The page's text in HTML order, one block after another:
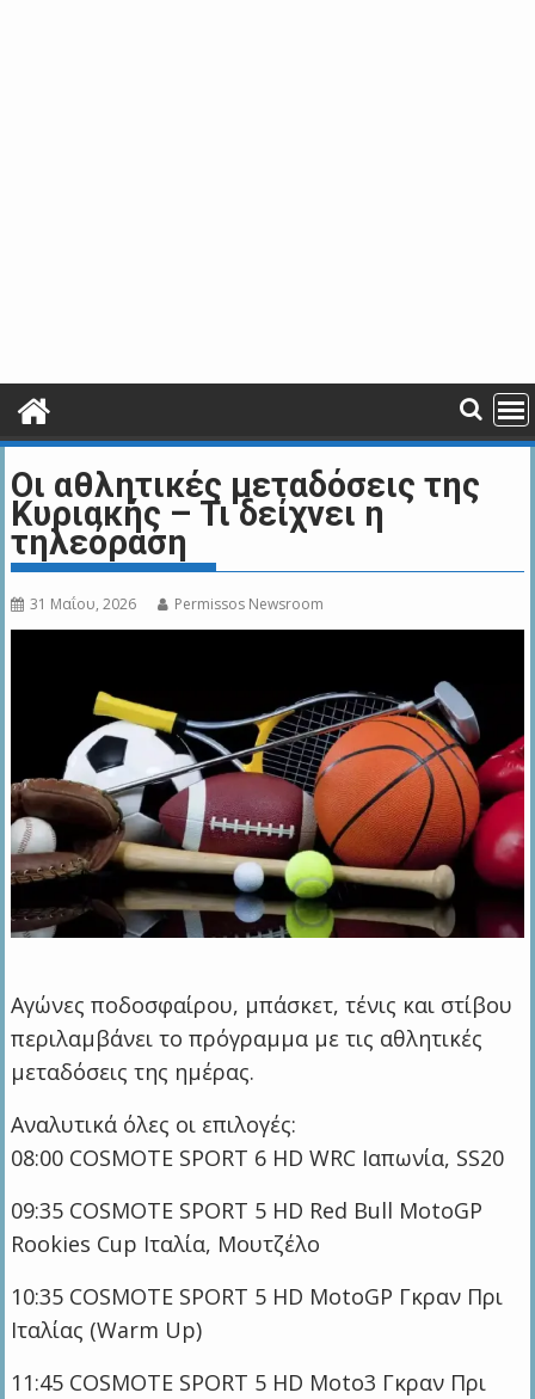
Οι αθλητικές μεταδόσεις της
Κυριακής – Τι δείχνει η
τηλεόραση
31 Μαΐου, 2026 Permissos Newsroom
Αγώνες ποδοσφαίρου, μπάσκετ, τένις και στίβου
περιλαμβάνει το πρόγραμμα με τις αθλητικές
μεταδόσεις της ημέρας.
Αναλυτικά όλες οι επιλογές:
08:00 COSMOTE SPORT 6 HD WRC Ιαπωνία, SS20
09:35 COSMOTE SPORT 5 HD Red Bull MotoGP
Rookies Cup Ιταλία, Μουτζέλο
10:35 COSMOTE SPORT 5 HD MotoGP Γκραν Πρι
Ιταλίας (Warm Up)
11:45 COSMOTE SPORT 5 HD Moto3 Γκραν Πρι